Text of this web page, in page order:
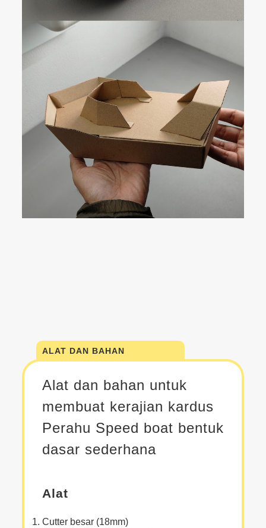
ALAT DAN BAHAN
Alat dan bahan untuk
membuat kerajian kardus
Perahu Speed boat bentuk
dasar sederhana
Alat
Cutter besar (18mm)